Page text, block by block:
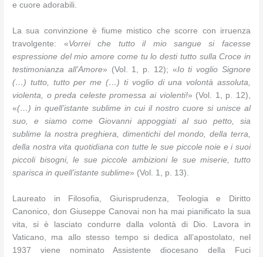
e cuore adorabili.
La sua convinzione è fiume mistico che scorre con irruenza
travolgente: «Vorrei che tutto il mio sangue si facesse
espressione del mio amore come tu lo desti tutto sulla Croce in
testimonianza all’Amore» (Vol. 1, p. 12); «Io ti voglio Signore
(…) tutto, tutto per me (…) ti voglio di una volontà assoluta,
violenta, o preda celeste promessa ai violenti!» (Vol. 1, p. 12),
«(…) in quell’istante sublime in cui il nostro cuore si unisce al
suo, e siamo come Giovanni appoggiati al suo petto, sia
sublime la nostra preghiera, dimentichi del mondo, della terra,
della nostra vita quotidiana con tutte le sue piccole noie e i suoi
piccoli bisogni, le sue piccole ambizioni le sue miserie, tutto
sparisca in quell’istante sublime» (Vol. 1, p. 13).
Laureato in Filosofia, Giurisprudenza, Teologia e Diritto
Canonico, don Giuseppe Canovai non ha mai pianificato la sua
vita, si è lasciato condurre dalla volontà di Dio. Lavora in
Vaticano, ma allo stesso tempo si dedica all’apostolato, nel
1937 viene nominato Assistente diocesano della Fuci